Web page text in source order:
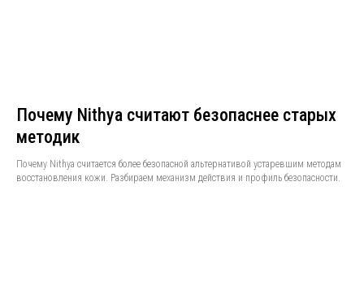
Почему Nithya считают безопаснее старых
методик
Почему Nithya считается более безопасной альтернативой устаревшим методам
восстановления кожи. Разбираем механизм действия и профиль безопасности.